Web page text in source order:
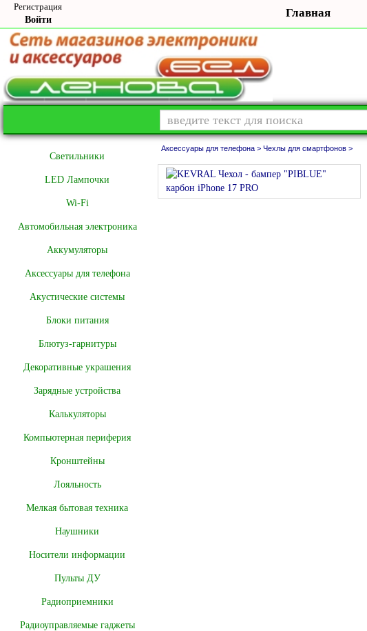
Регистрация
Войти
Главная
Cветильники
LED Лампочки
Wi-Fi
Автомобильная электроника
Аккумуляторы
Аксессуары для телефона
Акустические системы
Блоки питания
Блютуз-гарнитуры
Декоративные украшения
Зарядные устройства
Калькуляторы
Компьютерная периферия
Кронштейны
Лояльность
Мелкая бытовая техника
Наушники
Носители информации
Пульты ДУ
Радиоприемники
Радиоуправляемые гаджеты
Аксессуары для телефона > Чехлы для смартфонов >